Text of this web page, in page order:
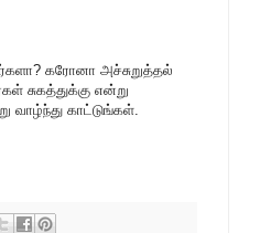
கரோனா அச்சுறுத்தல்
சுகத்துக்கு என்று
வாழ்ந்து காட்டுங்கள்.